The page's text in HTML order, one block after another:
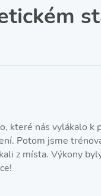
které nás vylákalo
Potom jsme
z místa. Výkony